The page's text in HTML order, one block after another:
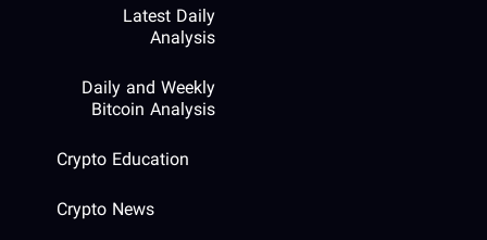
Latest Daily
Analysis
Daily and Weekly
Bitcoin Analysis
Crypto Education
Crypto News